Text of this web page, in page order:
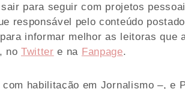
para seguir com projetos
responsável pelo conteúdo
informar melhor as leitoras que
, no Twitter e na Fanpage.
habilitação em Jornalismo –, e